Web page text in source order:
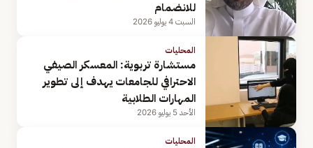
للانضمام
السبت 4 يوليو 2026
المحليات
مستشارة تربوية: المعسكر الصيفي
الاحترافي للجامعات يهدف إلى تطوير
المهارات الطلابية
الأحد 5 يوليو 2026
المحليات